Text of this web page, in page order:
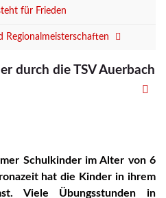
für Frieden
Regionalmeisterschaften
durch die TSV Auerbach
Schulkinder im Alter von 6
hat die Kinder in ihrem
Viele Übungsstunden in